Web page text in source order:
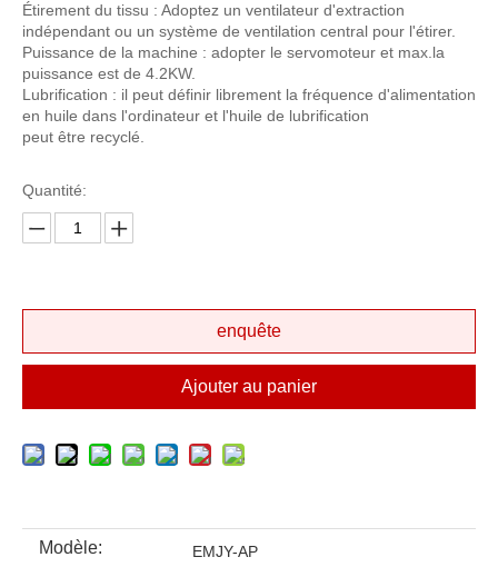
Étirement du tissu : Adoptez un ventilateur d'extraction
indépendant ou un système de ventilation central pour l'étirer.
Puissance de la machine : adopter le servomoteur et max.la
puissance est de 4.2KW.
Lubrification : il peut définir librement la fréquence d'alimentation
en huile dans l'ordinateur et l'huile de lubrification
peut être recyclé.
Quantité:
enquête
Ajouter au panier
Modèle: EMJY-AP